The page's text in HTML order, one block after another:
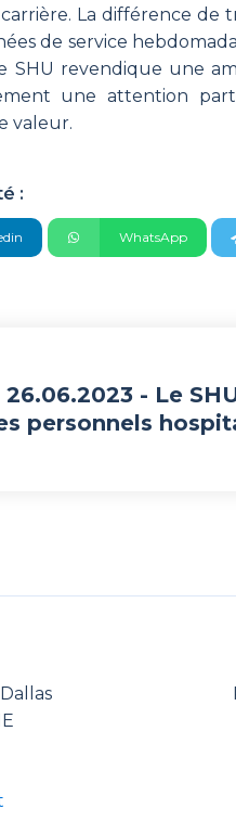
La différence
de service
revendique une
une attention
valeur.
:
WhatsApp
26.06.2023 - Le
personnels